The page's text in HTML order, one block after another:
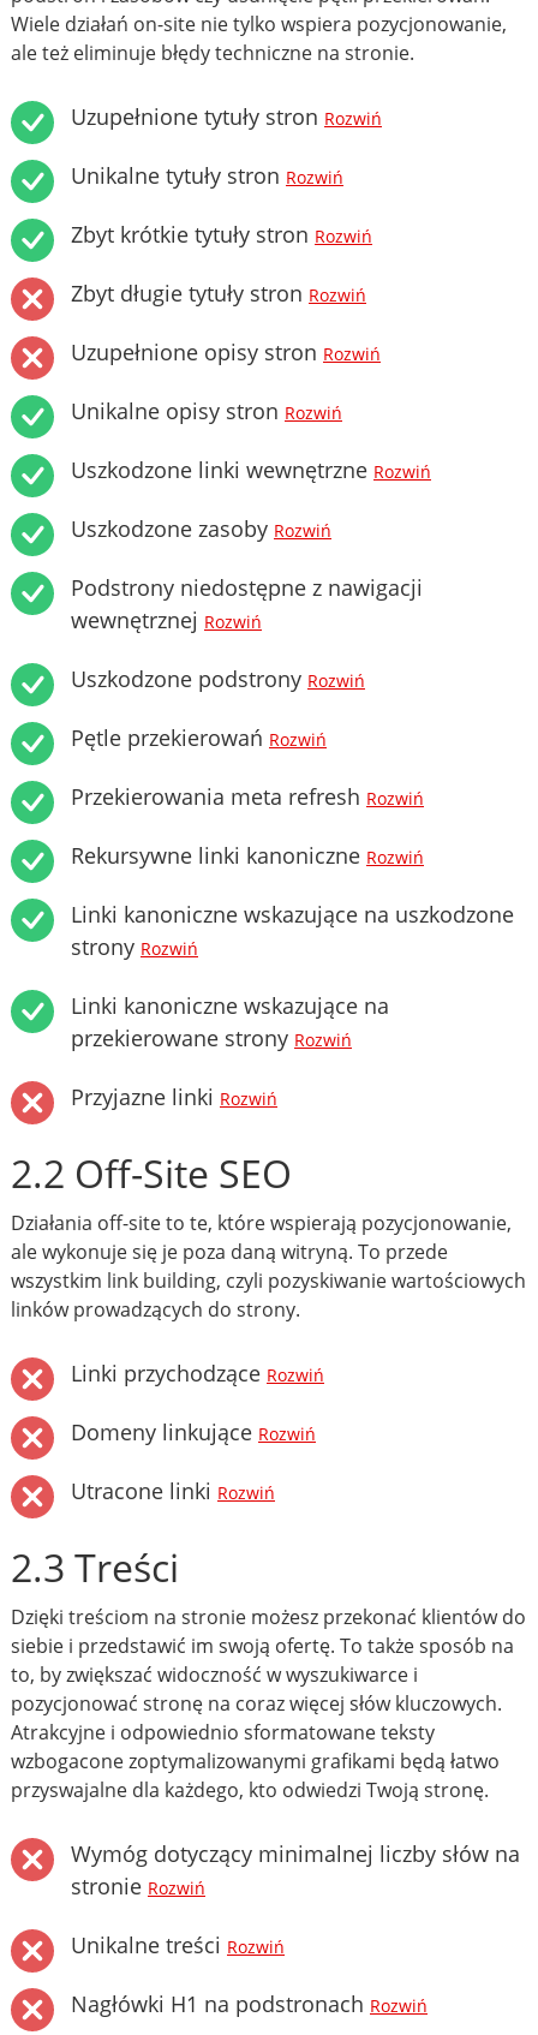
Wiele działań on-site nie tylko wspiera pozycjonowanie,
ale też eliminuje błędy techniczne na stronie.
Uzupełnione tytuły stron Rozwiń
Unikalne tytuły stron Rozwiń
Zbyt krótkie tytuły stron Rozwiń
Zbyt długie tytuły stron Rozwiń
Uzupełnione opisy stron Rozwiń
Unikalne opisy stron Rozwiń
Uszkodzone linki wewnętrzne Rozwiń
Uszkodzone zasoby Rozwiń
Podstrony niedostępne z nawigacji
wewnętrznej Rozwiń
Uszkodzone podstrony Rozwiń
Pętle przekierowań Rozwiń
Przekierowania meta refresh Rozwiń
Rekursywne linki kanoniczne Rozwiń
Linki kanoniczne wskazujące na uszkodzone
strony Rozwiń
Linki kanoniczne wskazujące na
przekierowane strony Rozwiń
Przyjazne linki Rozwiń
2.2 Off-Site SEO
Działania off-site to te, które wspierają pozycjonowanie,
ale wykonuje się je poza daną witryną. To przede
wszystkim link building, czyli pozyskiwanie wartościowych
linków prowadzących do strony.
Linki przychodzące Rozwiń
Domeny linkujące Rozwiń
Utracone linki Rozwiń
2.3 Treści
Dzięki treściom na stronie możesz przekonać klientów do
siebie i przedstawić im swoją ofertę. To także sposób na
to, by zwiększać widoczność w wyszukiwarce i
pozycjonować stronę na coraz więcej słów kluczowych.
Atrakcyjne i odpowiednio sformatowane teksty
wzbogacone zoptymalizowanymi grafikami będą łatwo
przyswajalne dla każdego, kto odwiedzi Twoją stronę.
Wymóg dotyczący minimalnej liczby słów na
stronie Rozwiń
Unikalne treści Rozwiń
Nagłówki H1 na podstronach Rozwiń